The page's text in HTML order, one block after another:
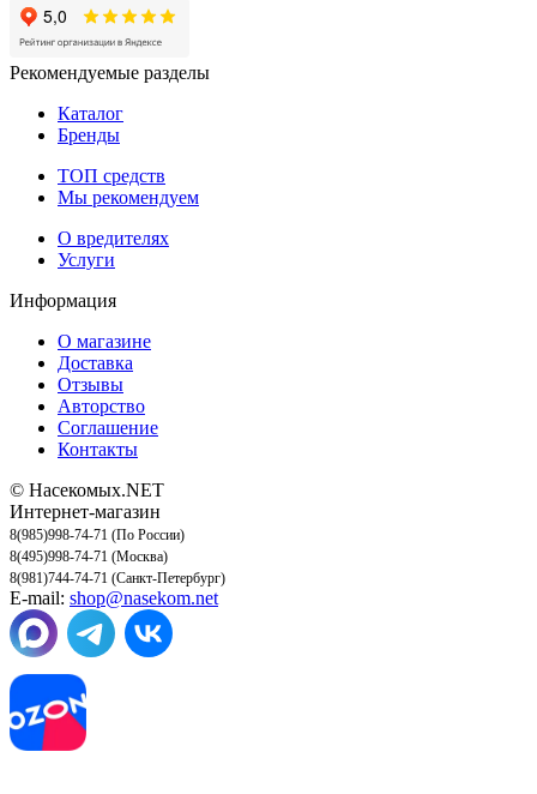
Рекомендуемые разделы
Каталог
Бренды
ТОП средств
Мы рекомендуем
О вредителях
Услуги
Информация
О магазине
Доставка
Отзывы
Авторство
Соглашение
Контакты
© Насекомых.NET
Интернет-магазин
8(985)998-74-71 (По России)
8(495)998-74-71 (Москва)
8(981)744-74-71 (Санкт-Петербург)
E-mail: shop@nasekom.net